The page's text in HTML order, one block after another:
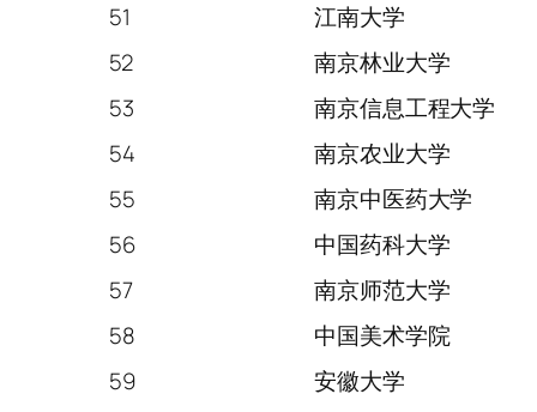
51
江南大学
52
南京林业大学
53
南京信息工程大学
54
南京农业大学
55
南京中医药大学
56
中国药科大学
57
南京师范大学
58
中国美术学院
59
安徽大学